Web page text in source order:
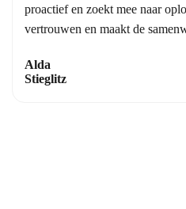
proactief en zoekt mee naar
vertrouwen en maakt de
Alda
Stieglitz